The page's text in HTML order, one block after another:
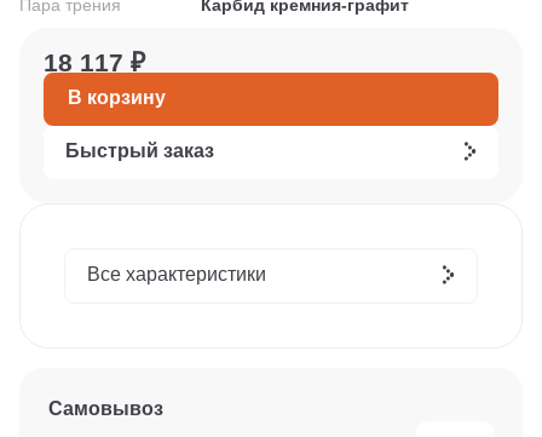
Пара трения Карбид кремния-графит
18 117 ₽
В корзину
Быстрый заказ
Все характеристики
Самовывоз